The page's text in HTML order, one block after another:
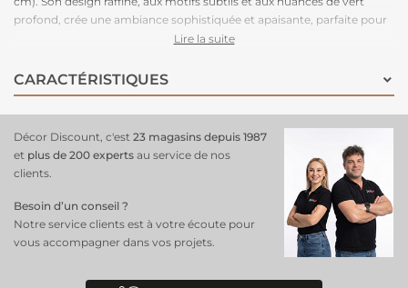
profond, crée une ambiance sophistiquée et apaisante, parfaite pour
un salon, une chambre ou un bureau. Ce
ajoutant profondeur et caractère à vos murs. Facile à poser grâce à sa
composition en intissé, il garantit une finition impeccable et une
revêtement mural à prix discount!
Lire la suite
CARACTÉRISTIQUES
Décor Discount, c'est 23 magasins depuis 1987
et plus de 200 experts au service de nos
clients.
Besoin d’un conseil ?
Notre service clients est à votre écoute pour
vous accompagner dans vos projets.